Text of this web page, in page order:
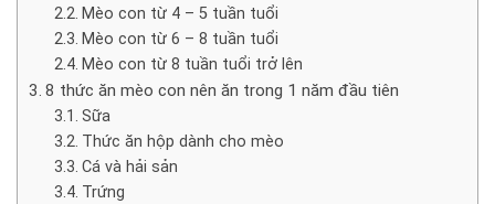
Mèo con từ 4 – 5 tuần tuổi
Mèo con từ 6 – 8 tuần tuổi
Mèo con từ 8 tuần tuổi trở lên
8 thức ăn mèo con nên ăn trong 1 năm đầu tiên
Sữa
Thức ăn hộp dành cho mèo
Cá và hải sản
Trứng